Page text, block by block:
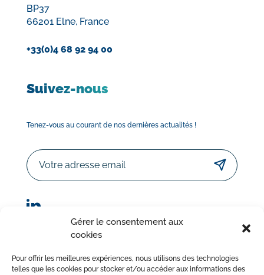
Gérer le consentement aux
cookies
Pour offrir les meilleures expériences, nous utilisons des technologies
telles que les cookies pour stocker et/ou accéder aux informations des
BP37
66201 Elne, France
+33(0)4 68 92 94 00
Suivez-nous
Tenez-vous au courant de nos dernières actualités !
Email
© Sorodist 2023 – Tous droits réservés | Réalisation :
AttrapTemps|Mentions légales|Politique de confidentialité